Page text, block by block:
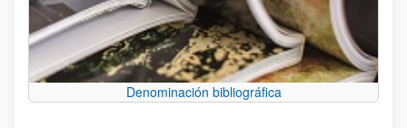
Denominación bibliográfica